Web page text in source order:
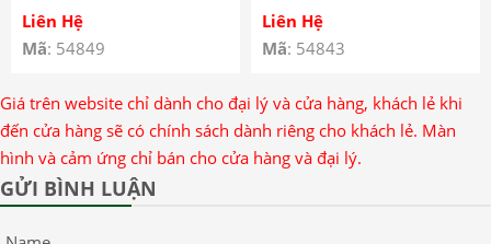
Liên Hệ
Mã: 54849
Liên Hệ
Mã: 54843
Giá trên website chỉ dành cho đại lý và cửa hàng, khách lẻ khi
đến cửa hàng sẽ có chính sách dành riêng cho khách lẻ. Màn
hình và cảm ứng chỉ bán cho cửa hàng và đại lý.
GỬI BÌNH LUẬN